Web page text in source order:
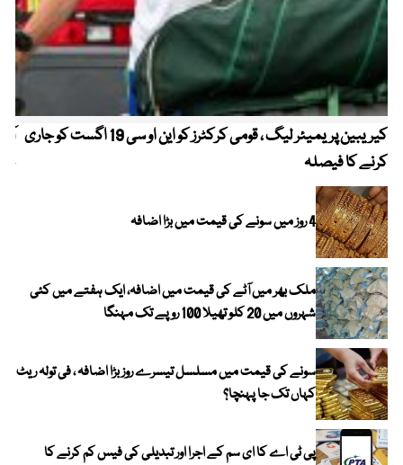
کیریبین پریمیئر لیگ ، قومی کرکٹرز کو این او سی 19 اگست کو جاری
کرنے کا فیصلہ
4 روز میں سونے کی قیمت میں بڑا اضافہ
ملک بھر میں آٹے کی قیمت میں اضافہ، ایک ہفتے میں کئی
شہروں میں 20 کلو تھیلا 100 روپے تک مہنگا
سونے کی قیمت میں مسلسل تیسرے روز بڑا اضافہ ، فی تولہ ریٹ
کہاں تک جا پہنچا؟
پی ٹی اے کا ای سم کے اجرا اور تبدیلی کی فیس کم کرنے کا